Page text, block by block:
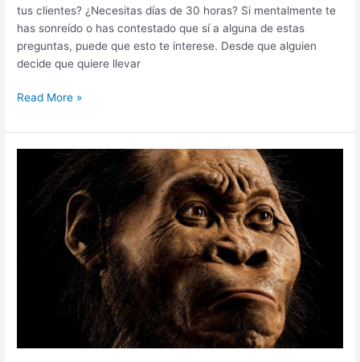
tus clientes? ¿Necesitas días de 30 horas? Si mentalmente te
has sonreído o has contestado que sí a alguna de estas
preguntas, puede que esto te interese. Desde que alguien
decide que quiere llevar
Read More »
«hispano»
negocios,
vas